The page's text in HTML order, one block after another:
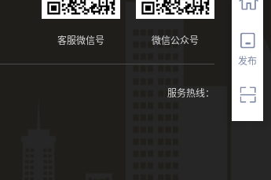
发布
微信公众号
客服微信号
服务热线：